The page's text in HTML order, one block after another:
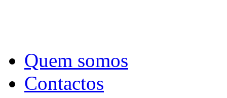
Quem somos
Contactos